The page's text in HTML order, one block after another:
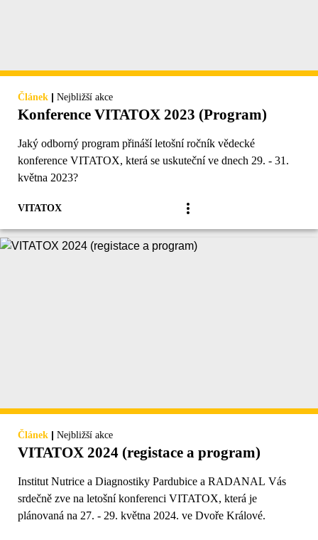
Článek | Nejbližší akce
Konference VITATOX 2023 (Program)
Jaký odborný program přináší letošní ročník vědecké
konference VITATOX, která se uskuteční ve dnech 29. - 31.
května 2023?
VITATOX
Článek | Nejbližší akce
VITATOX 2024 (registace a program)
Institut Nutrice a Diagnostiky Pardubice a RADANAL Vás
srdečně zve na letošní konferenci VITATOX, která je
plánovaná na 27. - 29. května 2024. ve Dvoře Králové.